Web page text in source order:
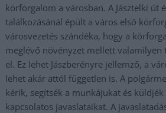
körforgalom a városban. A Jásztelki út
találkozásánál épült a város első
városvezetés szándéka, hogy a
meglévő növényzet mellett valamilyen
el. Ez lehet Jászberényre jellemző, a
lehet akár attól független is. A
kérik, segítsék a munkájukat és küldjék
kapcsolatos javaslataikat. A